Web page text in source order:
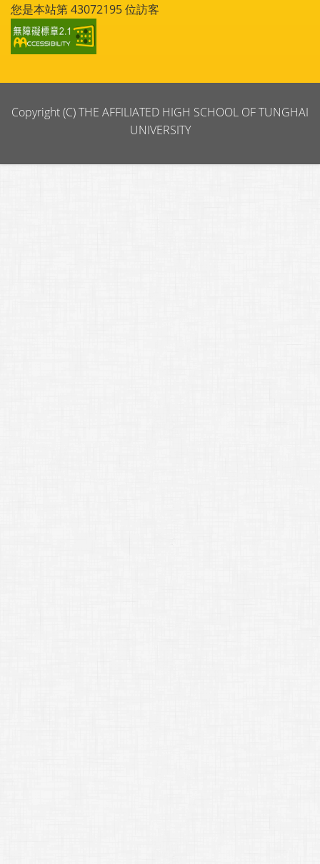
您是本站第43072195位訪客
Copyright (C) THE AFFILIATED HIGH SCHOOL OF TUNGHAI
UNIVERSITY